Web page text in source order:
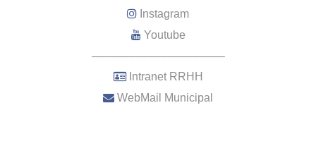
Instagram
Youtube
–––––––––––––––––––––
Intranet RRHH
WebMail Municipal